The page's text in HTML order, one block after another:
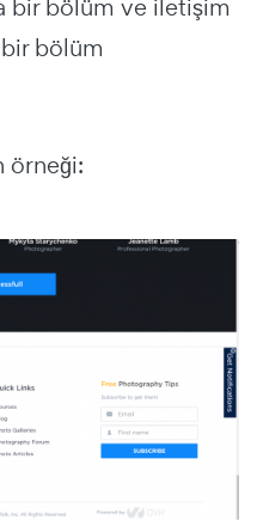
bir bölüm ve iletişim
bölüm
örneği: